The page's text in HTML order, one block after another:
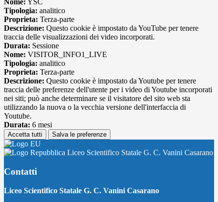
Nome: YSC
Tipologia: analitico
Proprieta: Terza-parte
Descrizione: Questo cookie è impostato da YouTube per tenere
traccia delle visualizzazioni dei video incorporati.
Durata: Sessione
Nome: VISITOR_INFO1_LIVE
Tipologia: analitico
Proprieta: Terza-parte
Descrizione: Questo cookie è impostato da Youtube per tenere
traccia delle preferenze dell'utente per i video di Youtube incorporati
nei siti; può anche determinare se il visitatore del sito web sta
utilizzando la nuova o la vecchia versione dell'interfaccia di
Youtube.
Durata: 6 mesi
Accetta tutti Salva le preferenze
Liceo Scientifico Statale G. C. Vanini Casarano
Contatti
Liceo Scientifico Statale G. C. Vanini Casarano